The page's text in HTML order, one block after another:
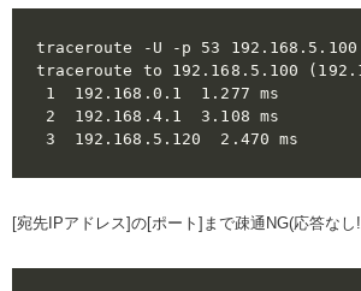
traceroute -U -p 53 192.168.5.100
traceroute to 192.168.5.100
1  192.168.0.1  1.277 ms
2  192.168.4.1  3.108 ms
[宛先IPアドレス]の[ポート]まで疎通NG(応答なし